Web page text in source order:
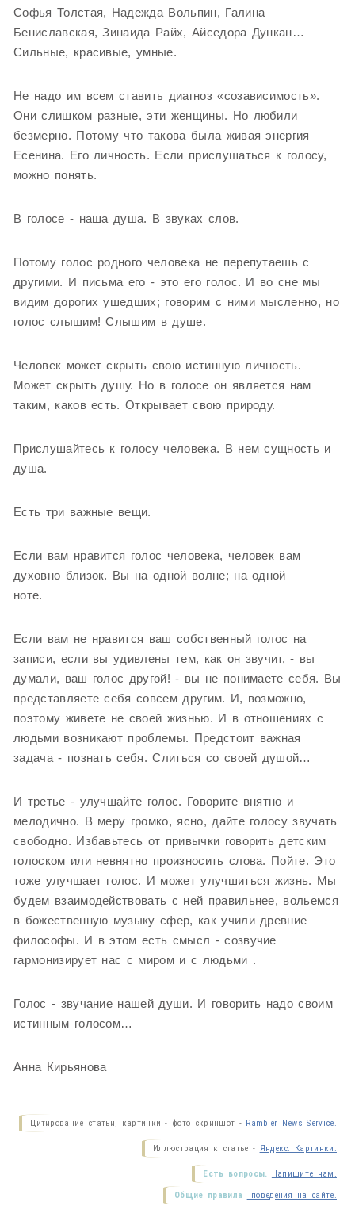
Софья Толстая, Надежда Вольпин, Галина
Бениславская, Зинаида Райх, Айседора Дункан…
Сильные, красивые, умные.
Не надо им всем ставить диагноз «созависимость».
Они слишком разные, эти женщины. Но любили
безмерно. Потому что такова была живая энергия
Есенина. Его личность. Если прислушаться к голосу,
можно понять.
В голосе - наша душа. В звуках слов.
Потому голос родного человека не перепутаешь с
другими. И письма его - это его голос. И во сне мы
видим дорогих ушедших; говорим с ними мысленно, но
голос слышим! Слышим в душе.
Человек может скрыть свою истинную личность.
Может скрыть душу. Но в голосе он является нам
таким, каков есть. Открывает свою природу.
Прислушайтесь к голосу человека. В нем сущность и
душа.
Есть три важные вещи.
Если вам нравится голос человека, человек вам
духовно близок. Вы на одной волне; на одной
ноте.
Если вам не нравится ваш собственный голос на
записи, если вы удивлены тем, как он звучит, - вы
думали, ваш голос другой! - вы не понимаете себя. Вы
представляете себя совсем другим. И, возможно,
поэтому живете не своей жизнью. И в отношениях с
людьми возникают проблемы. Предстоит важная
задача - познать себя. Слиться со своей душой…
И третье - улучшайте голос. Говорите внятно и
мелодично. В меру громко, ясно, дайте голосу звучать
свободно. Избавьтесь от привычки говорить детским
голоском или невнятно произносить слова. Пойте. Это
тоже улучшает голос. И может улучшиться жизнь. Мы
будем взаимодействовать с ней правильнее, вольемся
в божественную музыку сфер, как учили древние
философы. И в этом есть смысл - созвучие
гармонизирует нас с миром и с людьми .
Голос - звучание нашей души. И говорить надо своим
истинным голосом…
Анна Кирьянова
Цитирование статьи, картинки - фото скриншот - Rambler News Service.
Иллюстрация к статье - Яндекс. Картинки.
Есть вопросы. Напишите нам.
Общие правила поведения на сайте.